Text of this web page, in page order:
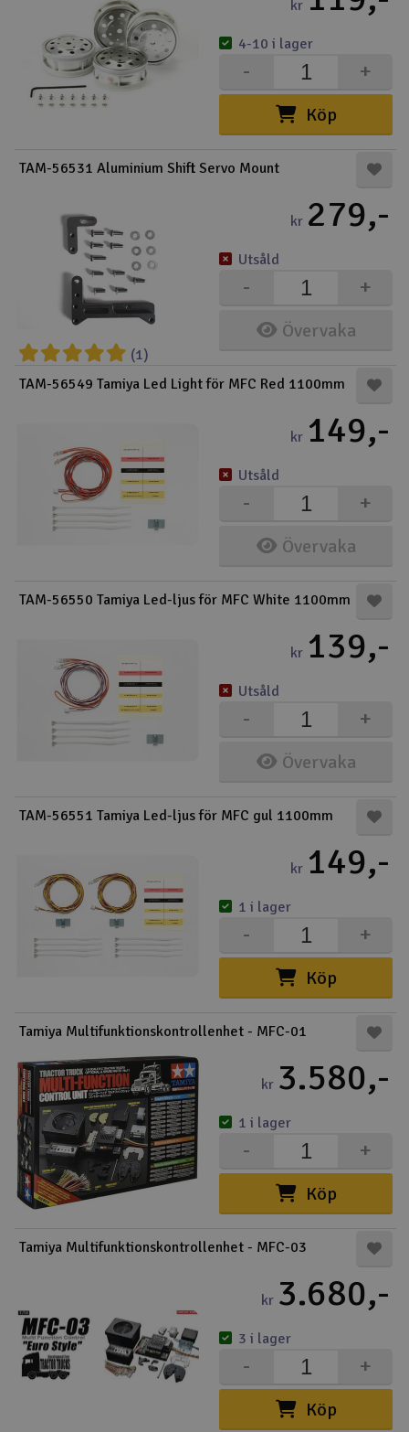
kr
Köp
+
-
4-10 i lager
TAM-56531 Aluminium Shift Servo Mount
(1)
kr 279,-
Övervaka
+
-
Utsåld
TAM-56549 Tamiya Led Light för MFC Red 1100mm
kr 149,-
Övervaka
+
-
Utsåld
TAM-56550 Tamiya Led-ljus för MFC White 1100mm
kr 139,-
Övervaka
+
-
Utsåld
TAM-56551 Tamiya Led-ljus för MFC gul 1100mm
kr 149,-
Köp
+
-
1 i lager
Tamiya Multifunktionskontrollenhet - MFC-01
kr 3.580,-
Köp
+
-
1 i lager
Tamiya Multifunktionskontrollenhet - MFC-03
kr 3.680,-
Köp
+
-
3 i lager